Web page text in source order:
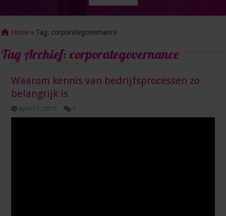
Home » Tag: corporategovernance
Tag Archief:corporategovernance
Waarom kennis van bedrijfsprocessen zo
belangrijk is
april 17, 2015